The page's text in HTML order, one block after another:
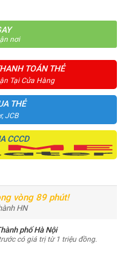
nơi
TOÁN THẺ
Tại Cửa Hàng
THẺ
JCB
CCCD
vòng 89 phút!
HN
phố Hà Nội
có giá trị từ 1 triệu đồng.